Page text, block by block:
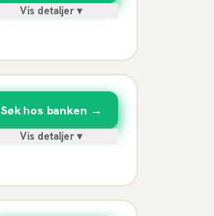
Vis detaljer ▾
Søk hos banken →
Vis detaljer ▾